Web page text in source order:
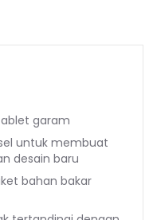
garam
untuk membuat
desain baru
bahan bakar